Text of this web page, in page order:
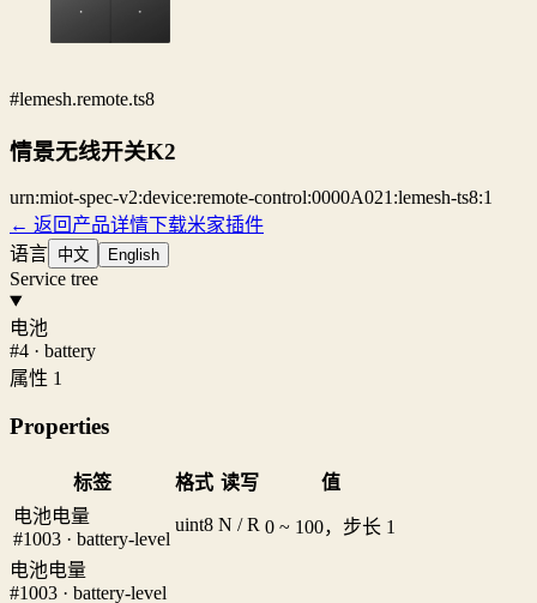
#lemesh.remote.ts8
情景无线开关K2
urn:miot-spec-v2:device:remote-control:0000A021:lemesh-ts8:1
← 返回产品详情下载米家插件
语言 中文 English
Service tree
电池
#4 · battery
属性 1
Properties
标签 格式 读写
值
电池电量
#1003 · battery-level
uint8 N / R 0 ~ 100，步长 1
电池电量
#1003 · battery-level